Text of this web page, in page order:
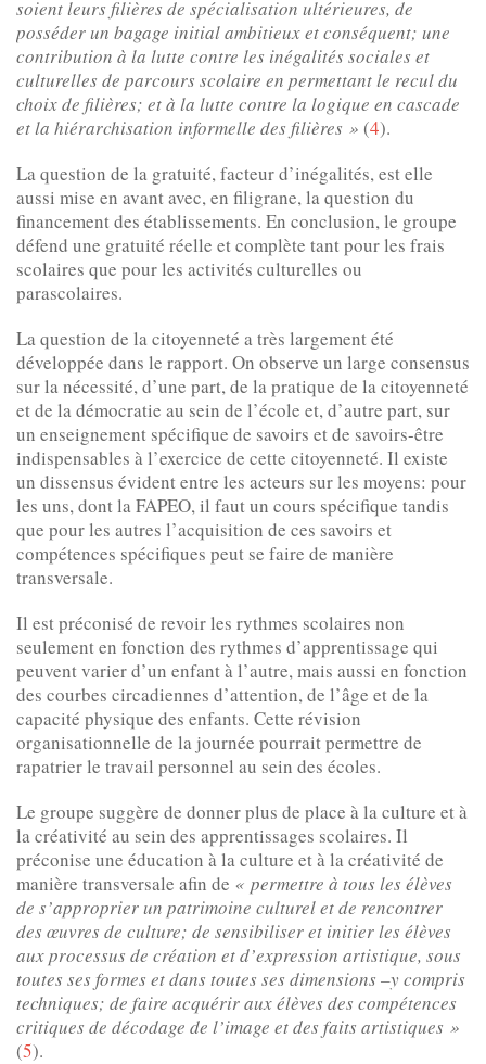
soient leurs filières de spécialisation ultérieures, de
posséder un bagage initial ambitieux et conséquent; une
contribution à la lutte contre les inégalités sociales et
culturelles de parcours scolaire en permettant le recul du
choix de filières; et à la lutte contre la logique en cascade
et la hiérarchisation informelle des filières » (4).
La question de la gratuité, facteur d’inégalités, est elle
aussi mise en avant avec, en filigrane, la question du
financement des établissements. En conclusion, le groupe
défend une gratuité réelle et complète tant pour les frais
scolaires que pour les activités culturelles ou
parascolaires.
La question de la citoyenneté a très largement été
développée dans le rapport. On observe un large consensus
sur la nécessité, d’une part, de la pratique de la citoyenneté
et de la démocratie au sein de l’école et, d’autre part, sur
un enseignement spécifique de savoirs et de savoirs-être
indispensables à l’exercice de cette citoyenneté. Il existe
un dissensus évident entre les acteurs sur les moyens: pour
les uns, dont la FAPEO, il faut un cours spécifique tandis
que pour les autres l’acquisition de ces savoirs et
compétences spécifiques peut se faire de manière
transversale.
Il est préconisé de revoir les rythmes scolaires non
seulement en fonction des rythmes d’apprentissage qui
peuvent varier d’un enfant à l’autre, mais aussi en fonction
des courbes circadiennes d’attention, de l’âge et de la
capacité physique des enfants. Cette révision
organisationnelle de la journée pourrait permettre de
rapatrier le travail personnel au sein des écoles.
Le groupe suggère de donner plus de place à la culture et à
la créativité au sein des apprentissages scolaires. Il
préconise une éducation à la culture et à la créativité de
manière transversale afin de « permettre à tous les élèves
de s’approprier un patrimoine culturel et de rencontrer
des œuvres de culture; de sensibiliser et initier les élèves
aux processus de création et d’expression artistique, sous
toutes ses formes et dans toutes ses dimensions –y compris
techniques; de faire acquérir aux élèves des compétences
critiques de décodage de l’image et des faits artistiques »
(5).